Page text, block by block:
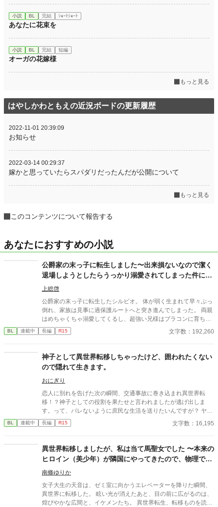
小説 BL 完結 ｼｮｰﾄｼｮｰﾄ
あなたに花束を
小説 BL 完結 短編
オーガの花嫁様
もっと見る
はやしかわともえの近況ボードの更新履歴
2022-11-01 20:39:09
お知らせ
2022-03-14 00:29:37
嫁かと思っていたらスパダリだったんだが公開について
もっと見る
このコンテンツについて報告する
あなたにおすすめの小説
公爵家の末っ子に転生しました〜出来損ないなので潔く
退場しようとしたらうっかり溺愛されてしまった件につ
いて〜
上総啓
公爵家の末っ子に転生したシルビオ。 体が弱く生まれて早々ぶっ
倒れ、家族は見事に過保護ルートへと突き進んでしまった。 両親
はめちゃくちゃ溺愛してくるし、超強い兄様はブラコンに育ち弟
絶対守るマンに……。 せっかくファンタジーの世界に転生したん
だから魔法も使えたり？と思ったら、我が家に代々伝わる上位氷
く『神聖魔法』？というか『神聖魔法』を操れるのは神に選ばれ
た愛し子だけ……？ どうせ余命幾ばくもない出来損ないなら仕方
ない、お荷物の僕はさっさと今世からも退場しよう……と思って
たのに？ 偶然騎士たちを神聖魔法で救って、何故か天使と呼ばれ
て崇められたり。終いには帝国最強の狂血皇子に溺愛されて囲わ
れちゃったり……いやいやちょっと待て。魔王様、主神様、まさ
かアンタらも？ ……ってあれ、なんかめちゃくちゃ囲われてな
い？？ ――― 病弱ならどうせすぐ死ぬかー。ならちょっとばかし
遊んでもいいよね？と自由にやってたら無駄に最強な奴らに溺愛
BL 連載中 長編 R15 文字数：192,260
神子として異世界転移しちゃったけど、囲われたくない
ので隠れて生きます。
おにぎり
恋人に別れを告げた次の瞬間、交通事故に巻き込まれ異世界転
移！？神子としての役割を果たせと言われましたが逃げ出しま
す。って、バレないように庶民な生活を送りたいんですが？ ヤン
デレなる可能性大ですので注意。
BL 連載中 長編 R15 文字数：16,195
異世界転移しましたが、私は当て馬聖女でした 〜本来の
ヒロイン（美少年）が隣国にやってきたので、物理で更
地を作ります〜
南條ゆりか
女子大生の天音は、ゼミ室に向かうエレベーターを降りた瞬間、
異世界に転移した。 眩い光が消えたあと、目の前に広がるのは、
煌びやかな広間と、イケメンたち。 異世界転生、転移ものを読み